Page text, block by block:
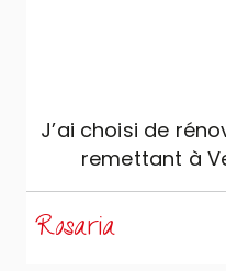
J’ai choisi de
remettant à
compétence de
pourrais pas
Rosaria